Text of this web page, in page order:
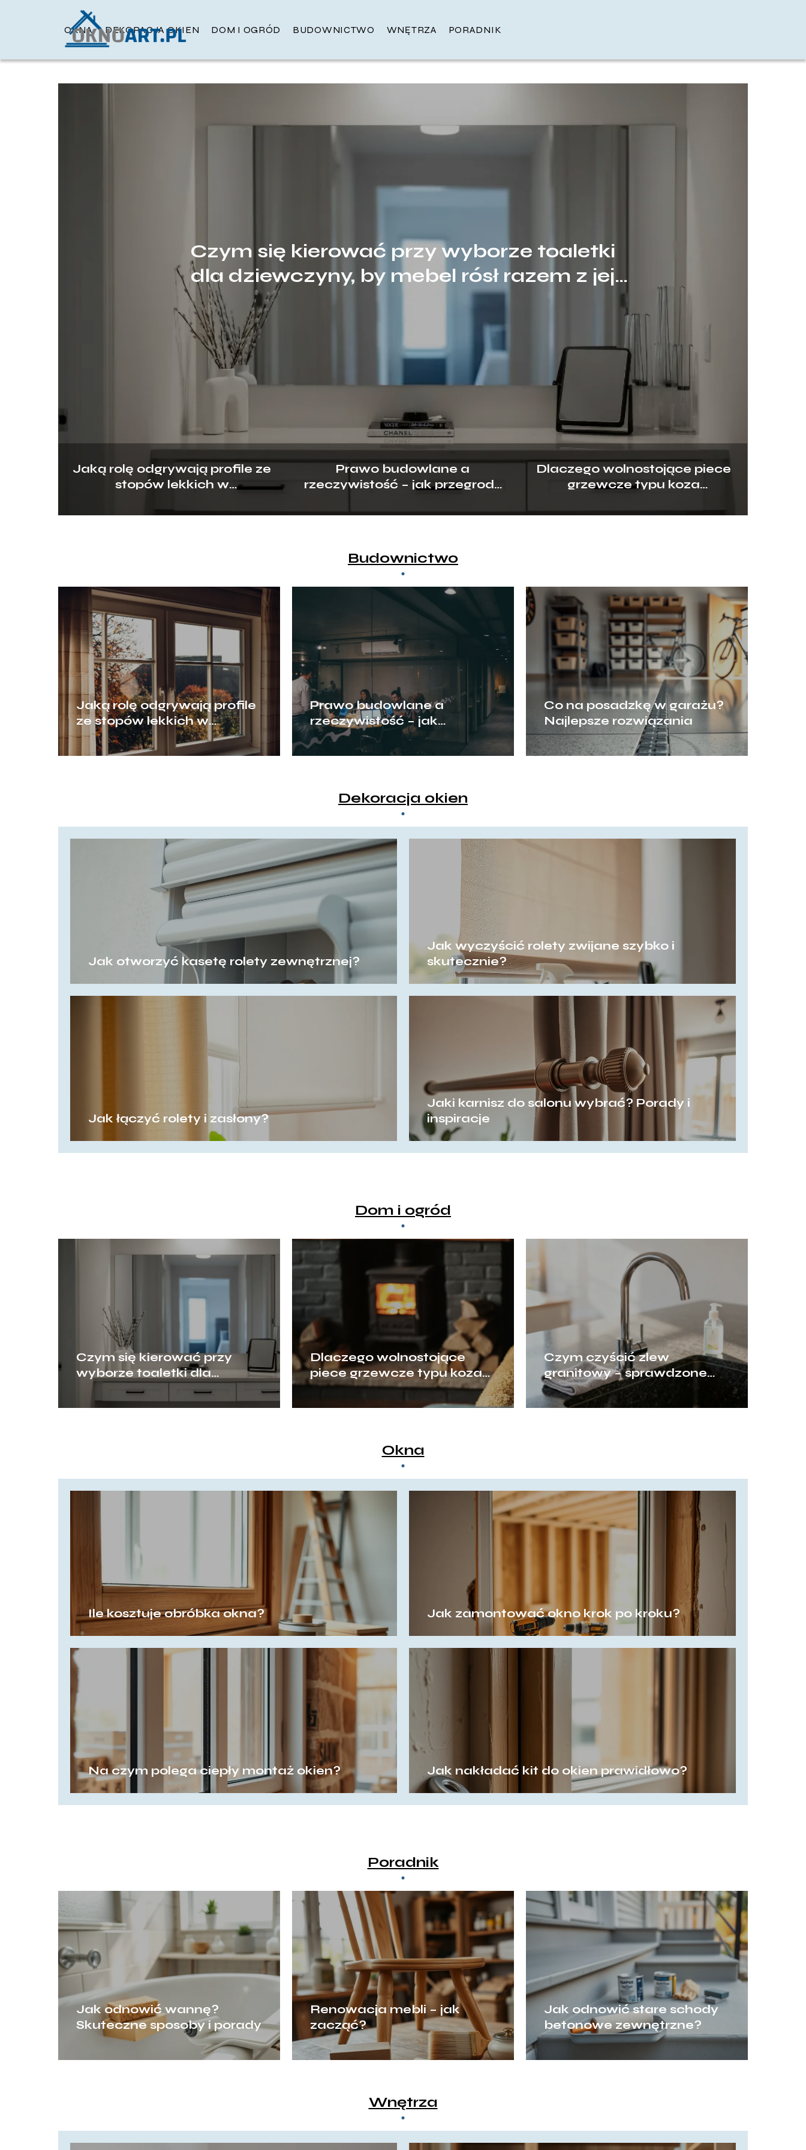
OKNA DEKORACJA OKIEN DOM I OGRÓD BUDOWNICTWO WNĘTRZA PORADNIK
Czym się kierować przy wyborze toaletki
dla dziewczyny, by mebel rósł razem z jej
Jaką rolę odgrywają profile ze
stopów lekkich w
Prawo budowlane a
rzeczywistość – jak przegrody
Dlaczego wolnostojące piece
grzewcze typu koza
renesans?
Budownictwo
Jaką rolę odgrywają profile
ze stopów lekkich w
nowoczesnym
budownictwie?
Prawo budowlane a
rzeczywistość – jak
przegrody ogniowe chronią
biznes?
Co na posadzkę w garażu?
Najlepsze rozwiązania
Dekoracja okien
Jak otworzyć kasetę rolety zewnętrznej?
Jak wyczyścić rolety zwijane szybko i
skutecznie?
Jak łączyć rolety i zasłony?
Jaki karnisz do salonu wybrać? Porady i
inspiracje
Dom i ogród
Czym się kierować przy
wyborze toaletki dla
dziewczyny, by mebel rósł
razem z jej potrzebami?
Dlaczego wolnostojące
piece grzewcze typu koza
przeżywają swój wielki
Czym czyścić zlew
granitowy – sprawdzone
sposoby i porady
Okna
Ile kosztuje obróbka okna? Jak zamontować okno krok po kroku?
Na czym polega ciepły montaż okien? Jak nakładać kit do okien prawidłowo?
Poradnik
Jak odnowić wannę?
Skuteczne sposoby i porady
Renowacja mebli – jak
zacząć?
Jak odnowić stare schody
betonowe zewnętrzne?
Wnętrza